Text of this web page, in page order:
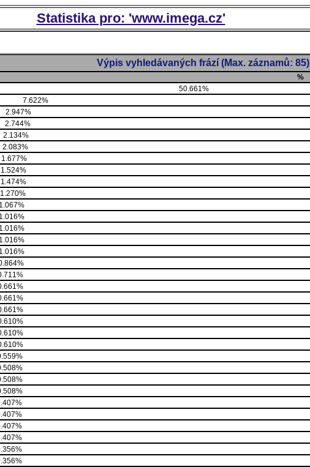
Statistika pro: 'www.imega.cz'
Výpis vyhledávaných frází (Max. záznamů: 85)
%
50.661%
7.622%
2.947%
2.744%
2.134%
2.083%
1.677%
1.524%
1.474%
1.270%
1.067%
1.016%
1.016%
1.016%
1.016%